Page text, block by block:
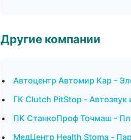
Другие компании
Автоцентр Автомир Кар -
ГК Clutch PitStop -
ПК СтанкоПроф Точмаш -
МедЦентр Health Stoma -